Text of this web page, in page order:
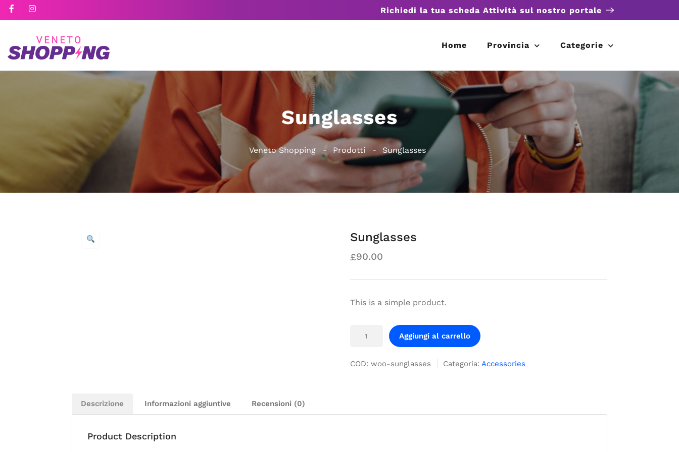
Richiedi la tua scheda Attività sul nostro portale
Home Provincia Categorie
Sunglasses
Veneto Shopping Prodotti Sunglasses
Sunglasses
£90.00
This is a simple product.
Aggiungi al carrello
COD:woo-sunglasses Categoria:Accessories
Descrizione Informazioni aggiuntive Recensioni (0)
Product Description